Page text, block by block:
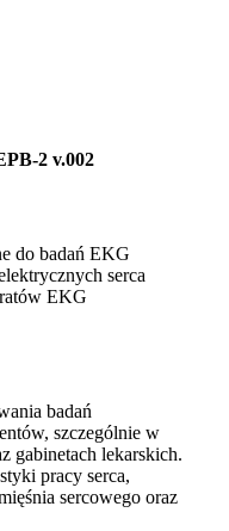
2 v.002
do badań EKG
serca
EKG
badań
szczególnie w
gabinetach lekarskich.
pracy serca,
sercowego oraz